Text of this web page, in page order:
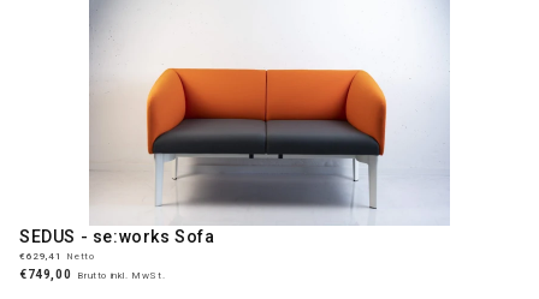
SEDUS - se:works Sofa
€629,41 Netto
€749,00 Brutto inkl. MwSt.